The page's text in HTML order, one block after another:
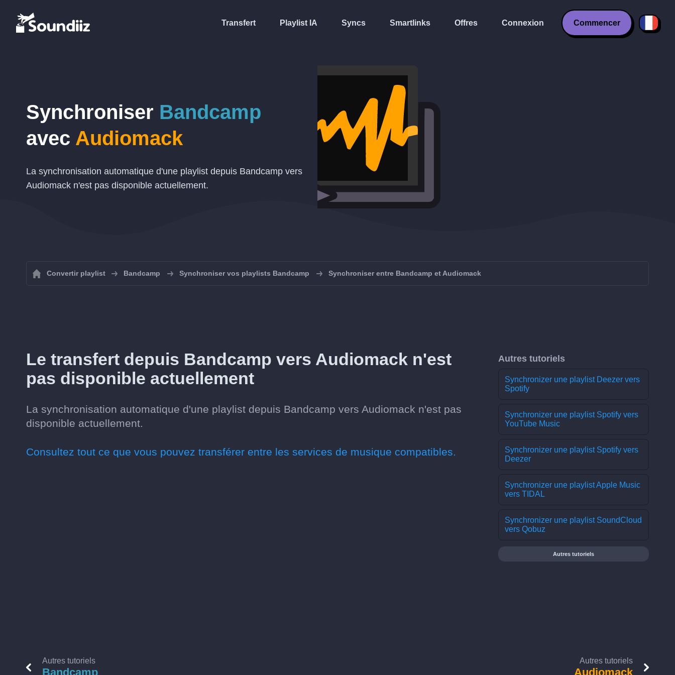
Transfert Playlist IA Syncs Smartlinks Offres Connexion Commencer
Synchroniser Bandcamp
avec Audiomack
La synchronisation automatique d'une playlist depuis Bandcamp vers
Audiomack n'est pas disponible actuellement.
Convertir playlist Bandcamp Synchroniser vos playlists Bandcamp Synchroniser entre Bandcamp et Audiomack
Le transfert depuis Bandcamp vers Audiomack n'est
pas disponible actuellement
La synchronisation automatique d'une playlist depuis Bandcamp vers Audiomack n'est pas
disponible actuellement.
Consultez tout ce que vous pouvez transférer entre les services de musique compatibles.
Autres tutoriels
Synchronizer une playlist Deezer vers
Spotify
Synchronizer une playlist Spotify vers
YouTube Music
Synchronizer une playlist Spotify vers
Deezer
Synchronizer une playlist Apple Music
vers TIDAL
Synchronizer une playlist SoundCloud
vers Qobuz
Autres tutoriels
Autres tutoriels
Bandcamp
Autres tutoriels
Audiomack